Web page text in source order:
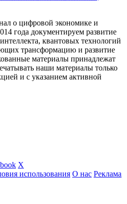
о цифровой экономике и
года документируем развитие
квантовых технологий
трансформацию и развитие
материалы принадлежат
наши материалы только
и с указанием активной
X
использования О нас Реклама